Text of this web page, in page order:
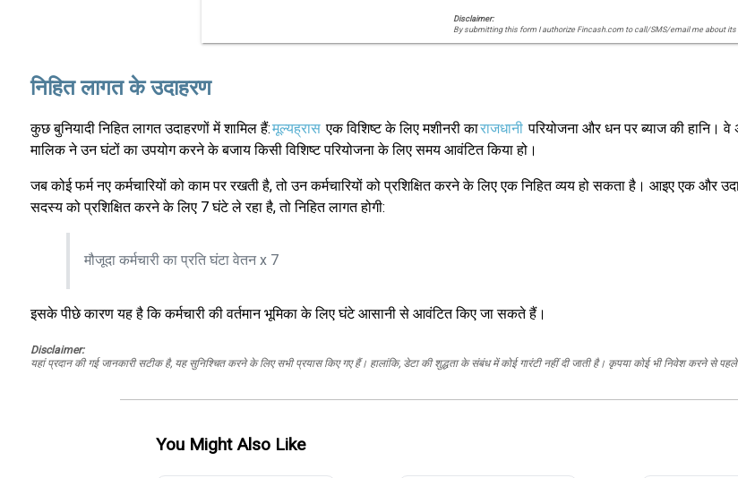
Disclaimer:
By submitting this form I authorize Fincash.com to call/SMS/email me about
निहित लागत के उदाहरण
कुछ बुनियादी निहित लागत उदाहरणों में शामिल हैं:मूल्यह्रास एक विशिष्ट के लिए मशीनरी काराजधानी परियोजना और धन पर ब्याज की हानि।
मालिक ने उन घंटों का उपयोग करने के बजाय किसी विशिष्ट परियोजना के लिए समय आवंटित किया हो।
जब कोई फर्म नए कर्मचारियों को काम पर रखती है, तो उन कर्मचारियों को प्रशिक्षित करने के लिए एक निहित व्यय हो सकता है। आइए एक
सदस्य को प्रशिक्षित करने के लिए 7 घंटे ले रहा है, तो निहित लागत होगी:
मौजूदा कर्मचारी का प्रति घंटा वेतन x 7
इसके पीछे कारण यह है कि कर्मचारी की वर्तमान भूमिका के लिए घंटे आसानी से आवंटित किए जा सकते हैं।
Disclaimer:
यहां प्रदान की गई जानकारी सटीक है, यह सुनिश्चित करने के लिए सभी प्रयास किए गए हैं। हालांकि, डेटा की शुद्धता के संबंध में कोई गारंटी नहीं दी जाती है। कृपया कोई भी निवेश करने से
You Might Also Like